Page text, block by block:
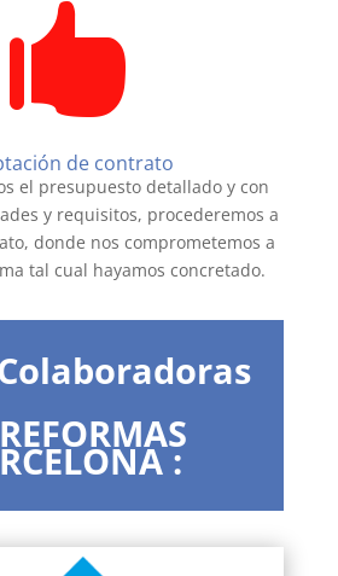

de contrato
el presupuesto detallado y con
y requisitos, procederemos a
donde nos comprometemos a
tal cual hayamos concretado.
: